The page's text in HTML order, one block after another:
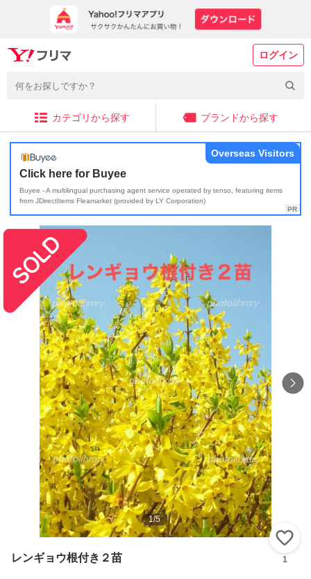
ログイン
カテゴリから探す ブランドから探す
Click here for Buyee
Buyee - A multilingual purchasing agent service operated by tenso, featuring items
from JDirectItems Fleamarket (provided by LY Corporation)
Overseas Visitors
1/5
レンギョウ根付き２苗 1